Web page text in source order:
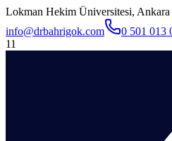
Lokman Hekim Üniversitesi, Ankara
info@drbahrigok.com
0 501 013
11